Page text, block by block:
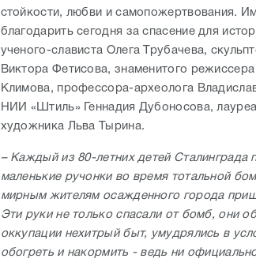
стойкости, любви и самопожертвования.
благодарить сегодня за спасение для
ученого-слависта Олега Трубачева,
Виктора Фетисова, знаменитого
Климова, профессора-археолога
НИИ «Штиль» Геннадия Дубоносова,
художника Льва Тырина.
– Каждый из 80-летних детей
маленькие ручонки во время тотальной
мирным жителям осажденного города
Эти руки не только спасали от бомб, они
оккупации нехитрый быт, умудрялись в
обогреть и накормить - ведь ни